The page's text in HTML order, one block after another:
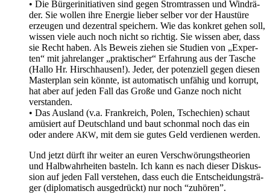
• Die Bür­ger­initia­ti­ven sind gegen Strom­tras­sen und Wind­rä­
der. Sie wol­len ihre Ener­gie lie­ber sel­ber vor der Haus­tü­re
erzeu­gen und dezen­tral spei­chern. Wie das kon­kret gehen soll,
wis­sen vie­le auch noch nicht so rich­tig. Sie wis­sen aber, dass
sie Recht haben. Als Beweis zie­hen sie Stu­di­en von „Exper­
ten“ mit jah­re­lan­ger „prak­ti­scher“ Erfah­rung aus der Tasche
(Hal­lo Hr. Hirsch­hau­sen!). Jeder, der poten­zi­ell gegen die­sen
Mas­ter­plan sein könn­te, ist auto­ma­tisch unfä­hig und kor­rupt,
hat aber auf jeden Fall das Gro­ße und Gan­ze noch nicht
verstanden.
• Das Aus­land (v.a. Frank­reich, Polen, Tsche­chi­en) schaut
amü­siert auf Deutsch­land und baut schon­mal noch das ein
oder ande­re AKW, mit dem sie gutes Geld ver­die­nen werden.
Und jetzt dürft ihr wei­ter an euren Ver­schwö­rungs­theo­rien
und Halb­wahr­hei­ten bas­teln. Ich kann es nach die­ser Dis­kus­
si­on auf jeden Fall ver­ste­hen, dass euch die Ent­schei­dungs­trä­
ger (diplo­ma­tisch aus­ge­drückt) nur noch “zuhö­ren”.